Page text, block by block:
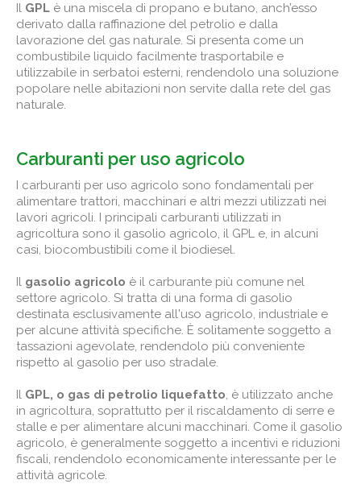
Il GPL è una miscela di propano e butano, anch’esso
derivato dalla raffinazione del petrolio e dalla
lavorazione del gas naturale. Si presenta come un
combustibile liquido facilmente trasportabile e
utilizzabile in serbatoi esterni, rendendolo una soluzione
popolare nelle abitazioni non servite dalla rete del gas
naturale.
Carburanti per uso agricolo
I carburanti per uso agricolo sono fondamentali per
alimentare trattori, macchinari e altri mezzi utilizzati nei
lavori agricoli. I principali carburanti utilizzati in
agricoltura sono il gasolio agricolo, il GPL e, in alcuni
casi, biocombustibili come il biodiesel.
Il gasolio agricolo è il carburante più comune nel
settore agricolo. Si tratta di una forma di gasolio
destinata esclusivamente all'uso agricolo, industriale e
per alcune attività specifiche. È solitamente soggetto a
tassazioni agevolate, rendendolo più conveniente
rispetto al gasolio per uso stradale.
Il GPL, o gas di petrolio liquefatto, è utilizzato anche
in agricoltura, soprattutto per il riscaldamento di serre e
stalle e per alimentare alcuni macchinari. Come il gasolio
agricolo, è generalmente soggetto a incentivi e riduzioni
fiscali, rendendolo economicamente interessante per le
attività agricole.